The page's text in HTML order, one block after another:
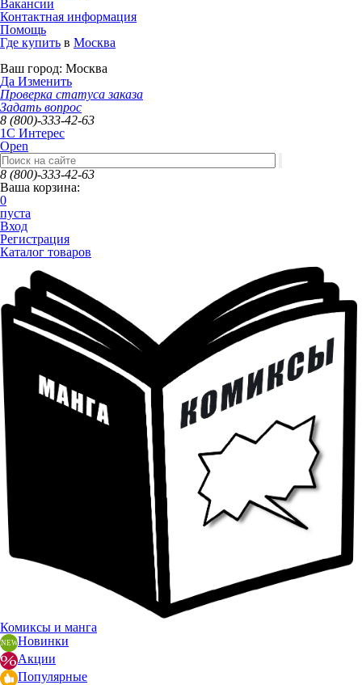
Вакансии
Контактная информация
Помощь
Где купить в Москва
Ваш город: Москва
Да Изменить
Проверка статуса заказа
Задать вопрос
8 (800)-333-42-63
1C Интерес
Open
8 (800)-333-42-63
Ваша корзина:
0
пуста
Вход
Регистрация
Каталог товаров
Комиксы и манга
Новинки
Акции
Популярные